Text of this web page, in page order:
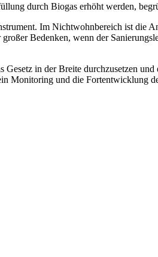
durch Biogas erhöht werden,
Im Nichtwohnbereich ist die
Bedenken, wenn der
in der Breite durchzusetzen
Monitoring und die Fortentwicklung